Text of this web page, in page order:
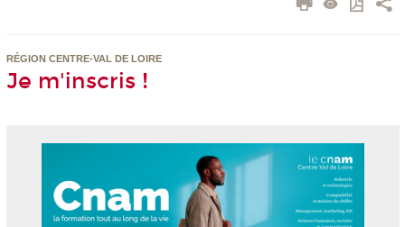
RÉGION CENTRE-VAL DE LOIRE
Je m'inscris !